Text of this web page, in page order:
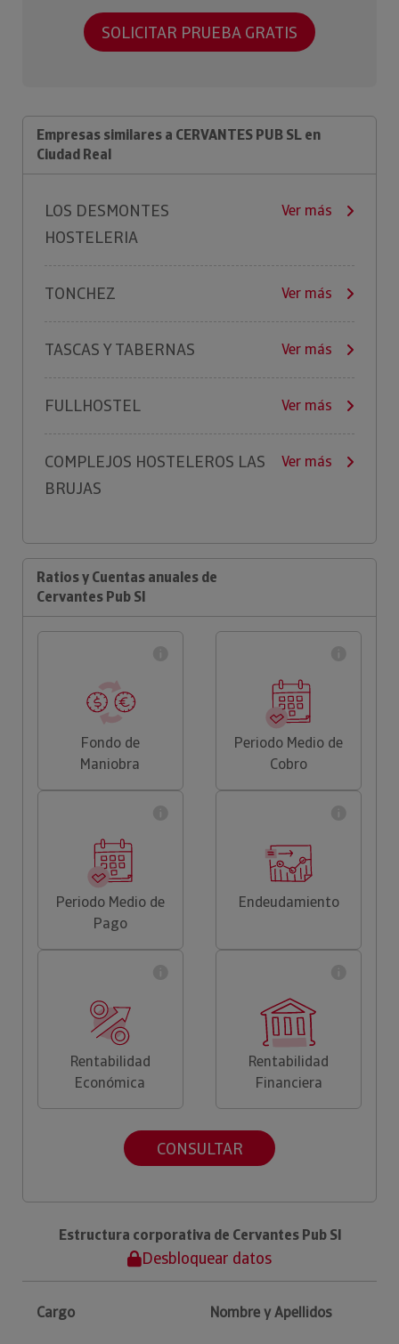
SOLICITAR PRUEBA GRATIS
Empresas similares a CERVANTES PUB SL en
Ciudad Real
LOS DESMONTES
HOSTELERIA
Ver más
TONCHEZ Ver más
TASCAS Y TABERNAS Ver más
FULLHOSTEL Ver más
COMPLEJOS HOSTELEROS LAS
BRUJAS
Ver más
Ratios y Cuentas anuales de
Cervantes Pub Sl
Fondo de
Maniobra
Periodo Medio de
Cobro
Periodo Medio de
Pago
Endeudamiento
Rentabilidad
Económica
Rentabilidad
Financiera
CONSULTAR
Estructura corporativa de Cervantes Pub Sl
Desbloquear datos
Cargo Nombre y Apellidos